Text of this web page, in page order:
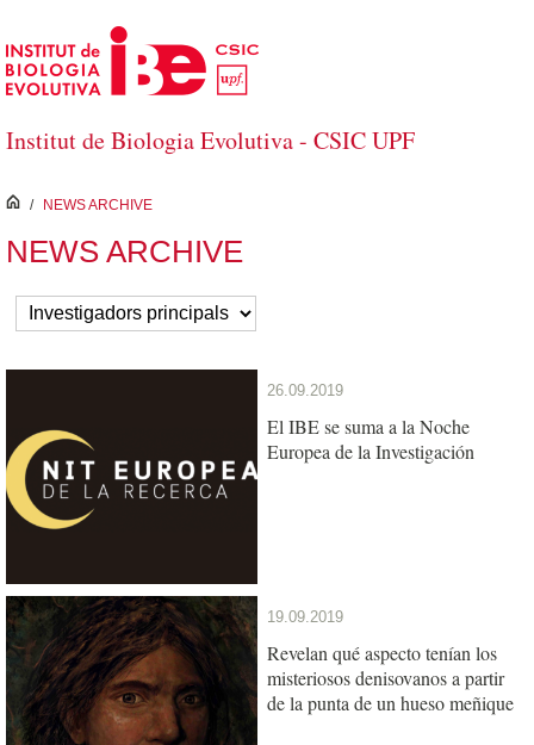
Saltar al contenido principal
Institut de Biologia Evolutiva - CSIC UPF
inici
/ NEWS ARCHIVE
NEWS ARCHIVE
26.09.2019
El IBE se suma a la Noche
Europea de la Investigación
19.09.2019
Revelan qué aspecto tenían los
misteriosos denisovanos a partir
de la punta de un hueso meñique